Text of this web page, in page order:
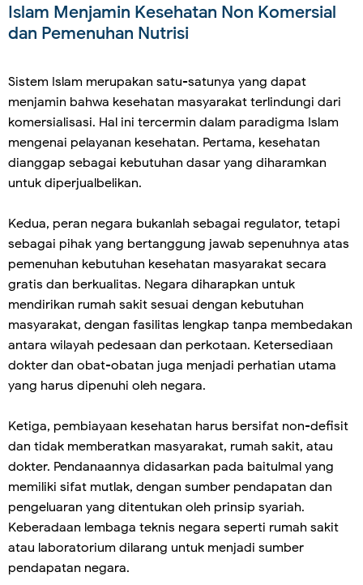
Islam Menjamin Kesehatan Non Komersial
dan Pemenuhan Nutrisi
Sistem Islam merupakan satu-satunya yang dapat
menjamin bahwa kesehatan masyarakat terlindungi dari
komersialisasi. Hal ini tercermin dalam paradigma Islam
mengenai pelayanan kesehatan. Pertama, kesehatan
dianggap sebagai kebutuhan dasar yang diharamkan
untuk diperjualbelikan.
Kedua, peran negara bukanlah sebagai regulator, tetapi
sebagai pihak yang bertanggung jawab sepenuhnya atas
pemenuhan kebutuhan kesehatan masyarakat secara
gratis dan berkualitas. Negara diharapkan untuk
mendirikan rumah sakit sesuai dengan kebutuhan
masyarakat, dengan fasilitas lengkap tanpa membedakan
antara wilayah pedesaan dan perkotaan. Ketersediaan
dokter dan obat-obatan juga menjadi perhatian utama
yang harus dipenuhi oleh negara.
Ketiga, pembiayaan kesehatan harus bersifat non-defisit
dan tidak memberatkan masyarakat, rumah sakit, atau
dokter. Pendanaannya didasarkan pada baitulmal yang
memiliki sifat mutlak, dengan sumber pendapatan dan
pengeluaran yang ditentukan oleh prinsip syariah.
Keberadaan lembaga teknis negara seperti rumah sakit
atau laboratorium dilarang untuk menjadi sumber
pendapatan negara.